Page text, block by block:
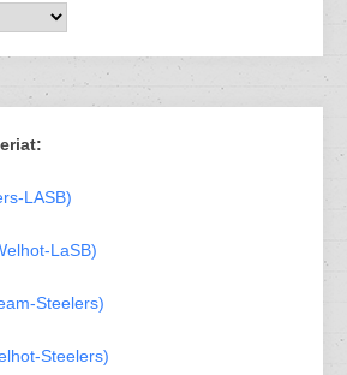
LASB)
LaSB)
Steelers)
Steelers)